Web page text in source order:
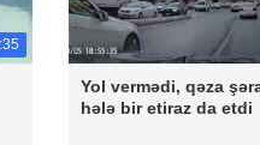
Yol vermədi, qəza
hələ bir etiraz da etdi